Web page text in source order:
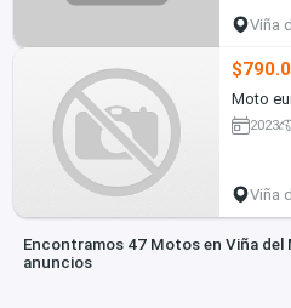
Viña
Moto
2023
Viña
Encontramos 47 Motos en Viña del
anuncios